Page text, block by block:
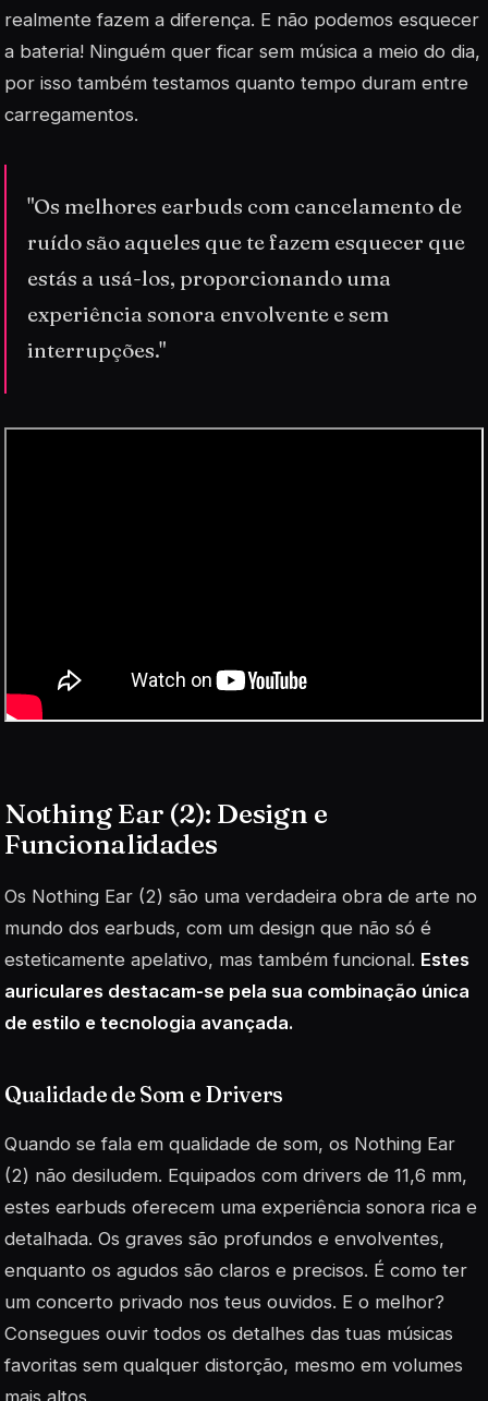
realmente fazem a diferença. E não podemos esquecer
a bateria! Ninguém quer ficar sem música a meio do dia,
por isso também testamos quanto tempo duram entre
carregamentos.
"Os melhores earbuds com cancelamento de
ruído são aqueles que te fazem esquecer que
estás a usá-los, proporcionando uma
experiência sonora envolvente e sem
interrupções."
Nothing Ear (2): Design e
Funcionalidades
Os Nothing Ear (2) são uma verdadeira obra de arte no
mundo dos earbuds, com um design que não só é
esteticamente apelativo, mas também funcional. Estes
auriculares destacam-se pela sua combinação única
de estilo e tecnologia avançada.
Qualidade de Som e Drivers
Quando se fala em qualidade de som, os Nothing Ear
(2) não desiludem. Equipados com drivers de 11,6 mm,
estes earbuds oferecem uma experiência sonora rica e
detalhada. Os graves são profundos e envolventes,
enquanto os agudos são claros e precisos. É como ter
um concerto privado nos teus ouvidos. E o melhor?
Consegues ouvir todos os detalhes das tuas músicas
favoritas sem qualquer distorção, mesmo em volumes